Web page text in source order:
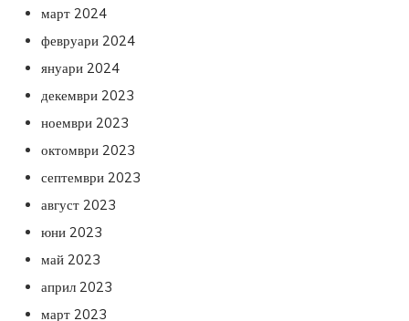
март 2024
февруари 2024
януари 2024
декември 2023
ноември 2023
октомври 2023
септември 2023
август 2023
юни 2023
май 2023
април 2023
март 2023